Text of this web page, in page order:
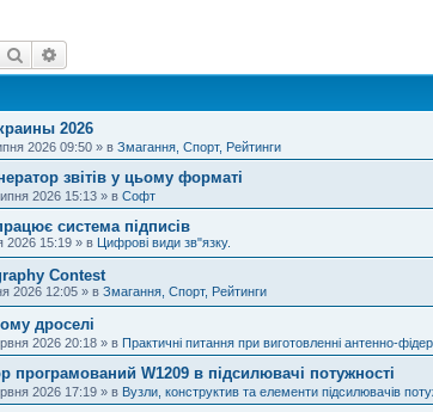
Пошук
2026
2026 09:50 » в Змагання, Спорт, Рейтинги
звітів у цьому форматі
2026 15:13 » в Софт
система підписів
2026 15:19 » в Цифрові види зв"язку.
Contest
2026 12:05 » в Змагання, Спорт, Рейтинги
дроселі
2026 20:18 » в Практичні питання при виготовленні антенно-
програмований W1209 в підсилювачі потужності
2026 17:19 » в Вузли, конструктив та елементи підсилювачів